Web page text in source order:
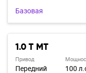
Базовая
1.0 T MT
Привод
Передний 100